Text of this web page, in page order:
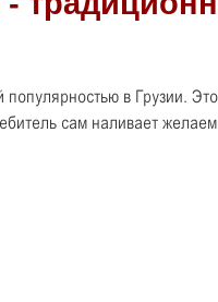
популярностью в Грузии.
сам наливает